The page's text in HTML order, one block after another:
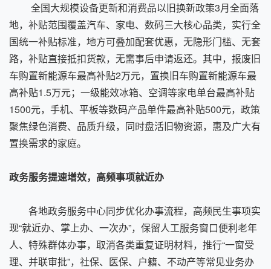
全国大规模设备更新和消费品以旧换新政策3月全面落
地，补贴范围覆盖汽车、家电、数码三大核心品类，实行全
国统一补贴标准，地方可叠加配套优惠，无隐形门槛、无套
路，补贴直接抵扣货款，无需事后申请返还。其中，报废旧
车购置新能源车最高补贴2万元，置换旧车购置新能源车最
高补贴1.5万元；一级能效冰箱、空调等家电单台最高补贴
1500元，手机、平板等数码产品单件最高补贴500元，政策
聚焦绿色消费、品质升级，同时盘活旧物资源，惠及广大有
置换需求的家庭。
政务服务提速增效，高频事项就近办
各地政务服务中心同步优化办事流程，高频民生事项实
现“就近办、掌上办、一次办”，保留人工服务窗口便利老年
人、特殊群体办事，取消各类重复证明材料，推行“一窗受
理、并联审批”，社保、医保、户籍、不动产等常见业务办